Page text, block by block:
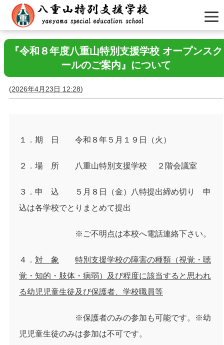
『令和８年度八重山特別支援学校 オープンスク
ールのご案内』について
(2026年4月23日 12:28)
１．期 日 令和８年５月１９日（火）
２．場 所 八重山特別支援学校 ２階会議室
３．申 込 ５月８日（金）八特提出締め切り 申
込は各学校でとりまとめて提出
※ご不明点は本校へ電話連絡下さい。
４． 対 象
特別支援学校の障害の種類（視覚・聴
覚・知的・肢体・病弱）及び程度に該当すると思われ
る幼児児童生徒及び保護者、学校職員等
※保護者のみの参加も可能です。※幼
児児童生徒のみは参加は不可です。